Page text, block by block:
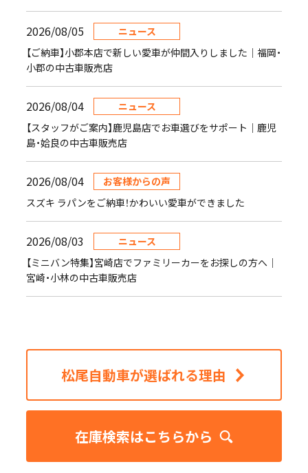
2026/08/05
ニュース
【ご納車】小郡本店で新しい愛車が仲間入りしました｜福岡・
小郡の中古車販売店
2026/08/04
ニュース
【スタッフがご案内】鹿児島店でお車選びをサポート｜鹿児
島・姶良の中古車販売店
2026/08/04
お客様からの声
スズキ ラパンをご納車！かわいい愛車ができました
2026/08/03
ニュース
【ミニバン特集】宮崎店でファミリーカーをお探しの方へ｜
宮崎・小林の中古車販売店
松尾自動車が選ばれる理由
在庫検索はこちらから